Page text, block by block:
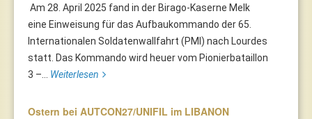
Am 28. April 2025 fand in der Birago-Kaserne Melk
eine Einweisung für das Aufbaukommando der 65.
Internationalen Soldatenwallfahrt (PMI) nach Lourdes
statt. Das Kommando wird heuer vom Pionierbataillon
3 –... Weiterlesen
Ostern bei AUTCON27/UNIFIL im LIBANON